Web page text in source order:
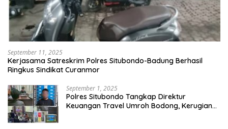
September 11, 2025
Kerjasama Satreskrim Polres Situbondo-Badung Berhasil
Ringkus Sindikat Curanmor
September 1, 2025
Polres Situbondo Tangkap Direktur
Keuangan Travel Umroh Bodong, Kerugian